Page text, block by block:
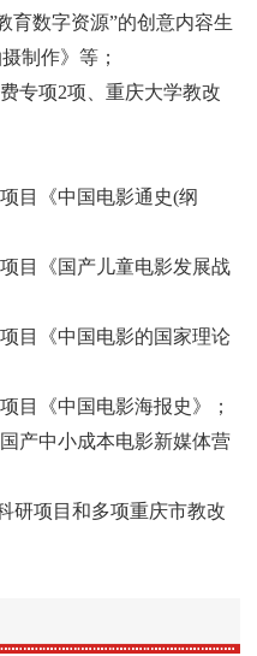
育数字资源”的创意内容生
制作》等；
专项2项、重庆大学教改
目《中国电影通史(纲
目《国产儿童电影发展战
目《中国电影的国家理论
目《中国电影海报史》；
产中小成本电影新媒体营
研项目和多项重庆市教改